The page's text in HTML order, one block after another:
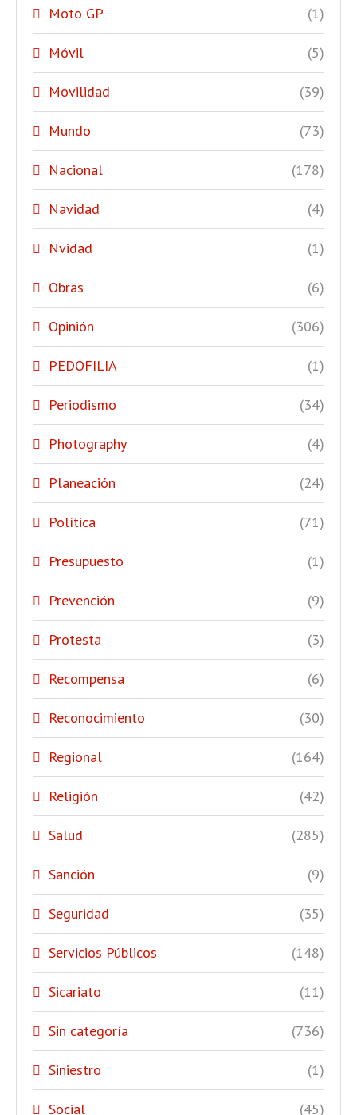
Moto GP (1)
Móvil (5)
Movilidad (39)
Mundo (73)
Nacional (178)
Navidad (4)
Nvidad (1)
Obras (6)
Opinión (306)
PEDOFILIA (1)
Periodismo (34)
Photography (4)
Planeación (24)
Política (71)
Presupuesto (1)
Prevención (9)
Protesta (3)
Recompensa (6)
Reconocimiento (30)
Regional (164)
Religión (42)
Salud (285)
Sanción (9)
Seguridad (35)
Servicios Públicos (148)
Sicariato (11)
Sin categoría (736)
Siniestro (1)
Social (45)